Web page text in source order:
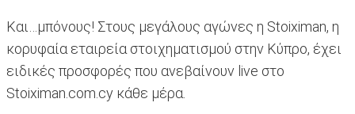
Και…μπόνους! Στους μεγάλους αγώνες η Stoiximan, η
κορυφαία εταιρεία στοιχηματισμού στην Κύπρο, έχει
ειδικές προσφορές που ανεβαίνουν live στο
Stoiximan.com.cy κάθε μέρα.